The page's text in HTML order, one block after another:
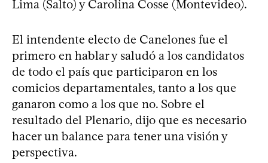
Lima (Salto) y Carolina Cosse (Montevideo).
El intendente electo de Canelones fue el
primero en hablar y saludó a los candidatos
de todo el país que participaron en los
comicios departamentales, tanto a los que
ganaron como a los que no. Sobre el
resultado del Plenario, dijo que es necesario
hacer un balance para tener una visión y
perspectiva.